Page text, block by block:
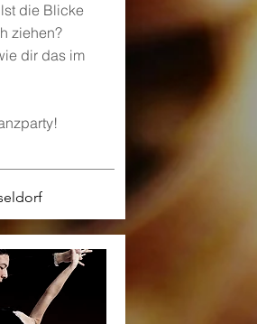
die Blicke
ziehen?
dir das im